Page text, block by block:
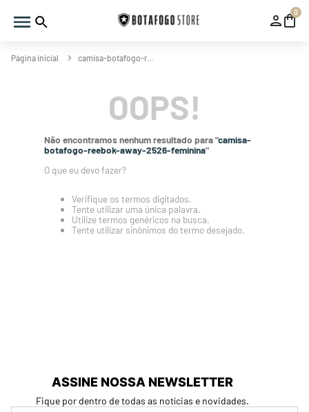
0
camisa-botafogo-reebok-away-2526-feminina
OOPS!
Não encontramos nenhum resultado para "camisa-
botafogo-reebok-away-2526-feminina"
O que eu devo fazer?
Verifique os termos digitados.
Tente utilizar uma única palavra.
Utilize termos genéricos na busca.
Tente utilizar sinônimos do termo desejado.
ASSINE NOSSA NEWSLETTER
Fique por dentro de todas as notícias e novidades.